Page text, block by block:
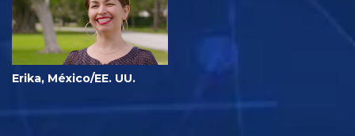
Erika, México/EE. UU.